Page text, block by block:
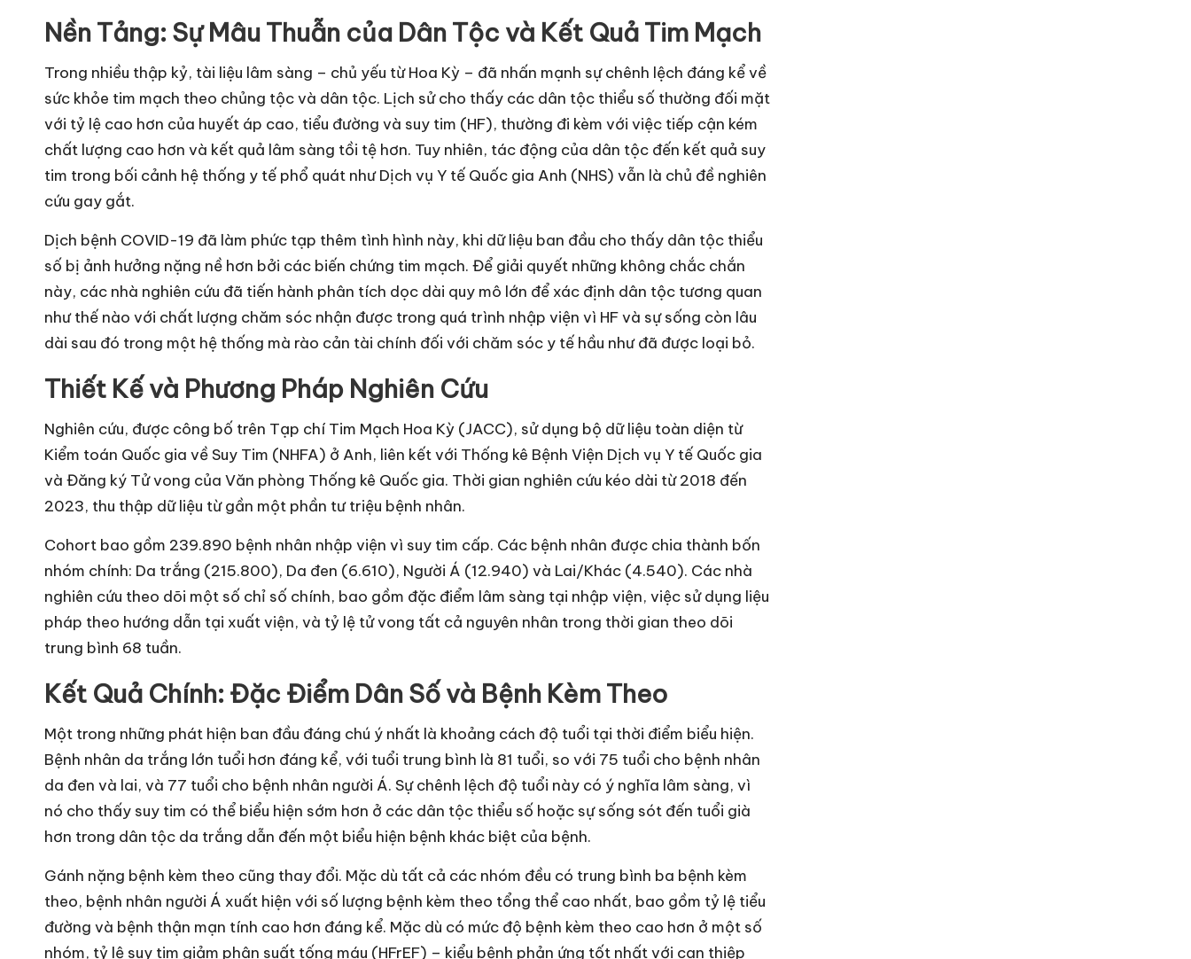
Nền Tảng: Sự Mâu Thuẫn của Dân Tộc và Kết Quả Tim Mạch
Trong nhiều thập kỷ, tài liệu lâm sàng – chủ yếu từ Hoa Kỳ – đã nhấn mạnh sự chênh lệch đáng kể về
sức khỏe tim mạch theo chủng tộc và dân tộc. Lịch sử cho thấy các dân tộc thiểu số thường đối mặt
với tỷ lệ cao hơn của huyết áp cao, tiểu đường và suy tim (HF), thường đi kèm với việc tiếp cận kém
chất lượng cao hơn và kết quả lâm sàng tồi tệ hơn. Tuy nhiên, tác động của dân tộc đến kết quả suy
tim trong bối cảnh hệ thống y tế phổ quát như Dịch vụ Y tế Quốc gia Anh (NHS) vẫn là chủ đề nghiên
cứu gay gắt.
Dịch bệnh COVID-19 đã làm phức tạp thêm tình hình này, khi dữ liệu ban đầu cho thấy dân tộc thiểu
số bị ảnh hưởng nặng nề hơn bởi các biến chứng tim mạch. Để giải quyết những không chắc chắn
này, các nhà nghiên cứu đã tiến hành phân tích dọc dài quy mô lớn để xác định dân tộc tương quan
như thế nào với chất lượng chăm sóc nhận được trong quá trình nhập viện vì HF và sự sống còn lâu
dài sau đó trong một hệ thống mà rào cản tài chính đối với chăm sóc y tế hầu như đã được loại bỏ.
Thiết Kế và Phương Pháp Nghiên Cứu
Nghiên cứu, được công bố trên Tạp chí Tim Mạch Hoa Kỳ (JACC), sử dụng bộ dữ liệu toàn diện từ
Kiểm toán Quốc gia về Suy Tim (NHFA) ở Anh, liên kết với Thống kê Bệnh Viện Dịch vụ Y tế Quốc gia
và Đăng ký Tử vong của Văn phòng Thống kê Quốc gia. Thời gian nghiên cứu kéo dài từ 2018 đến
2023, thu thập dữ liệu từ gần một phần tư triệu bệnh nhân.
Cohort bao gồm 239.890 bệnh nhân nhập viện vì suy tim cấp. Các bệnh nhân được chia thành bốn
nhóm chính: Da trắng (215.800), Da đen (6.610), Người Á (12.940) và Lai/Khác (4.540). Các nhà
nghiên cứu theo dõi một số chỉ số chính, bao gồm đặc điểm lâm sàng tại nhập viện, việc sử dụng liệu
pháp theo hướng dẫn tại xuất viện, và tỷ lệ tử vong tất cả nguyên nhân trong thời gian theo dõi
trung bình 68 tuần.
Kết Quả Chính: Đặc Điểm Dân Số và Bệnh Kèm Theo
Một trong những phát hiện ban đầu đáng chú ý nhất là khoảng cách độ tuổi tại thời điểm biểu hiện.
Bệnh nhân da trắng lớn tuổi hơn đáng kể, với tuổi trung bình là 81 tuổi, so với 75 tuổi cho bệnh nhân
da đen và lai, và 77 tuổi cho bệnh nhân người Á. Sự chênh lệch độ tuổi này có ý nghĩa lâm sàng, vì
nó cho thấy suy tim có thể biểu hiện sớm hơn ở các dân tộc thiểu số hoặc sự sống sót đến tuổi già
hơn trong dân tộc da trắng dẫn đến một biểu hiện bệnh khác biệt của bệnh.
Gánh nặng bệnh kèm theo cũng thay đổi. Mặc dù tất cả các nhóm đều có trung bình ba bệnh kèm
theo, bệnh nhân người Á xuất hiện với số lượng bệnh kèm theo tổng thể cao nhất, bao gồm tỷ lệ tiểu
đường và bệnh thận mạn tính cao hơn đáng kể. Mặc dù có mức độ bệnh kèm theo cao hơn ở một số
nhóm, tỷ lệ suy tim giảm phân suất tống máu (HFrEF) – kiểu bệnh phản ứng tốt nhất với can thiệp